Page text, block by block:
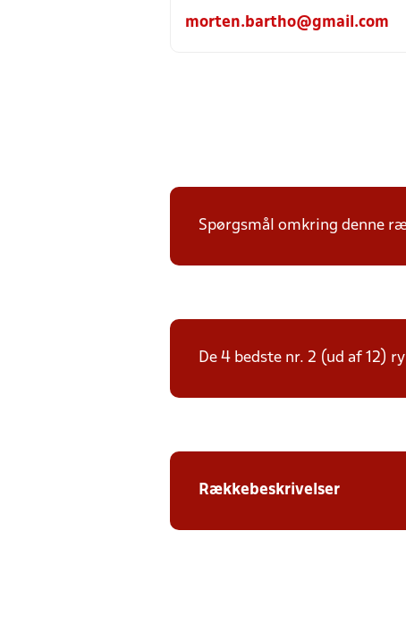
morten.bartho@gmail.com
Spørgsmål omkring denne
De 4 bedste nr. 2 (ud af 12)
Rækkebeskrivelser